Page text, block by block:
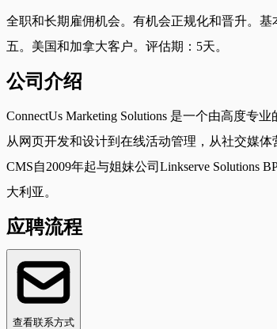
全职和长期雇佣机会。有机会正规化和晋升。
五。美国和加拿大客户。评估期：5天。
公司介绍
ConnectUs Marketing Solutions 是一个由高度
从网页开发和设计到在线活动管理，从社交媒
CMS自2009年起与姐妹公司Linkserve Solutions
大利亚。
应聘流程
查看联系方式